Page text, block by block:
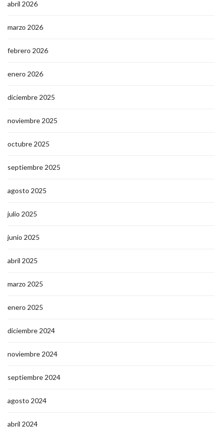
abril 2026
marzo 2026
febrero 2026
enero 2026
diciembre 2025
noviembre 2025
octubre 2025
septiembre 2025
agosto 2025
julio 2025
junio 2025
abril 2025
marzo 2025
enero 2025
diciembre 2024
noviembre 2024
septiembre 2024
agosto 2024
abril 2024